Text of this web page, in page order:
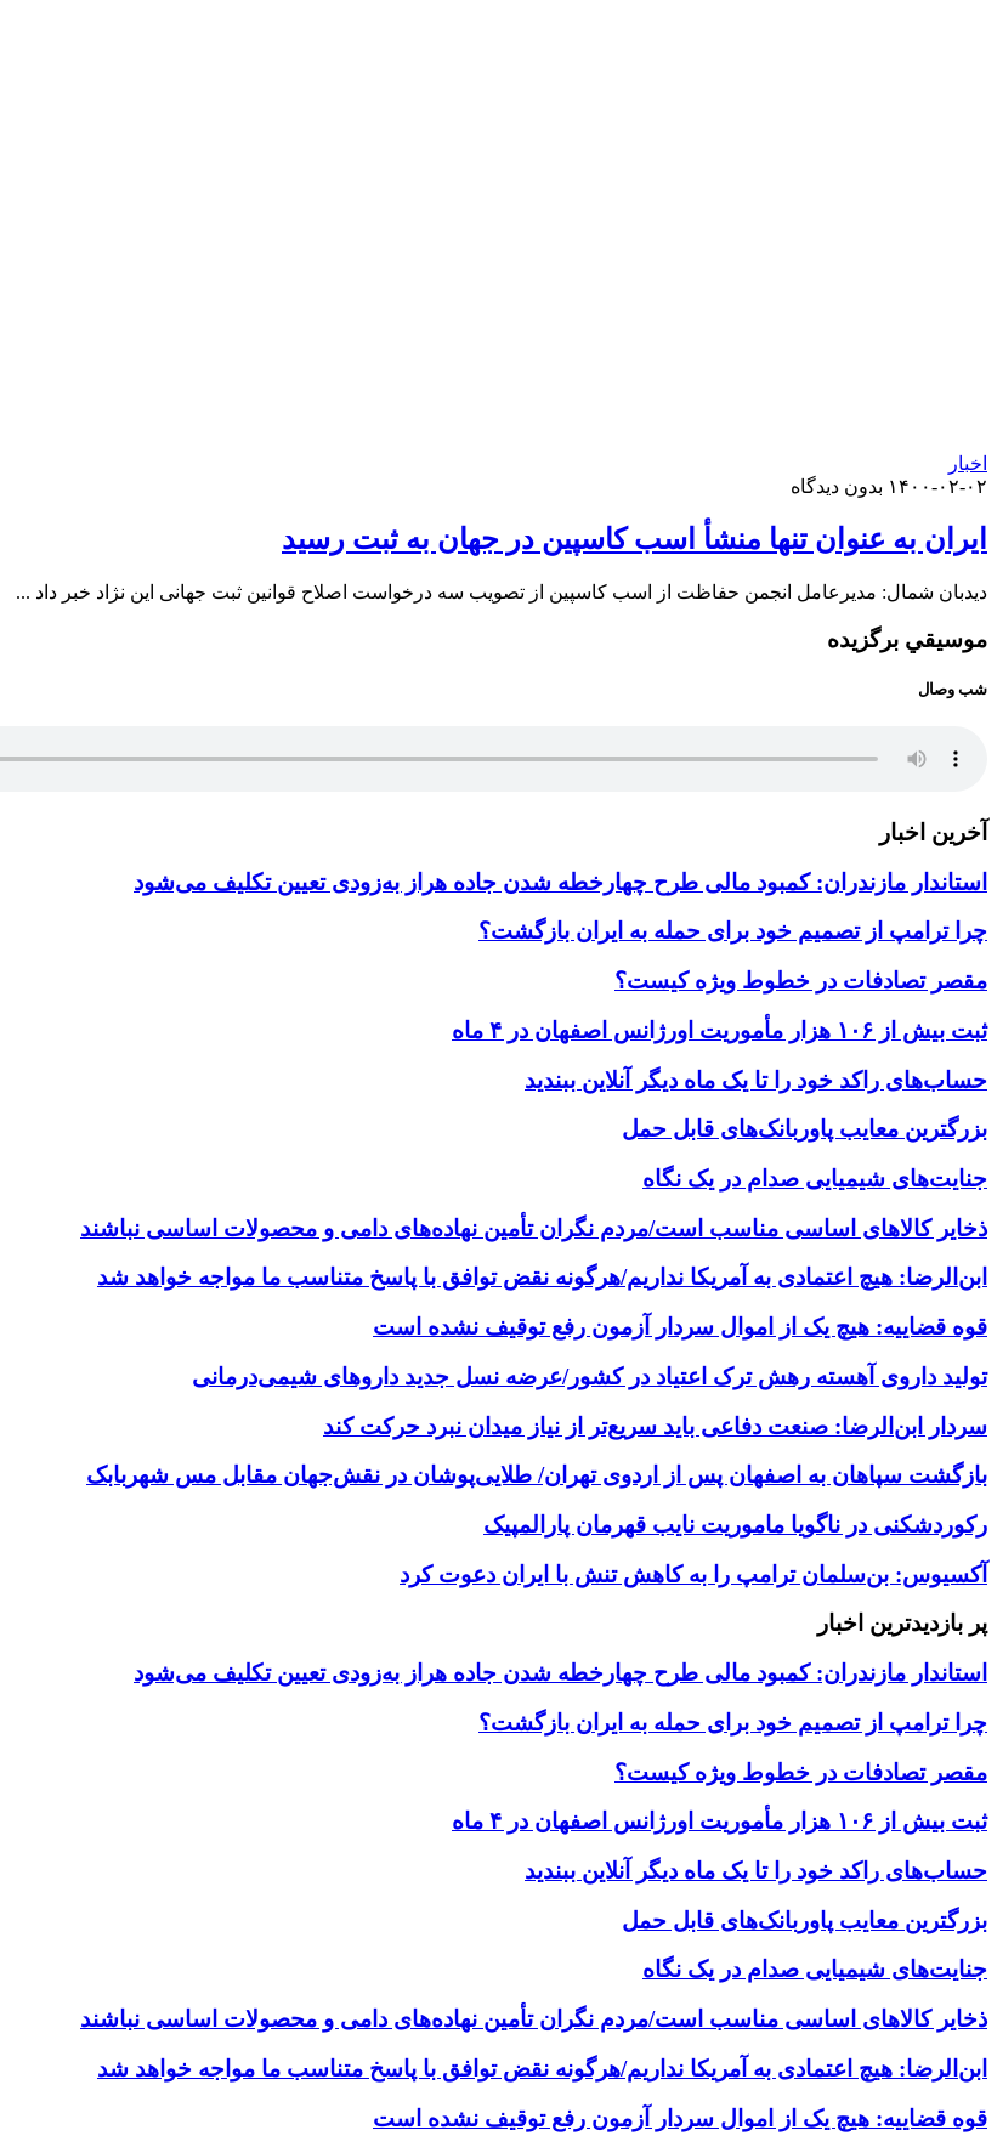
اخبار
۱۴۰۰-۰۲-۰۲ بدون دیدگاه
ایران به عنوان تنها منشأ اسب کاسپین در جهان به ثبت رسید
دیدبان شمال: مدیرعامل انجمن حفاظت از اسب کاسپین از تصویب سه درخواست اصلاح قوانین ثبت جهانی این نژاد خبر داد ...
موسيقي برگزيده
شب وصال
آخرین اخبار
استاندار مازندران: کمبود مالی طرح چهارخطه شدن جاده هراز به‌زودی تعیین تکلیف می‌شود
چرا ترامپ از تصمیم خود برای حمله به ایران بازگشت؟
مقصر تصادفات در خطوط ویژه کیست؟
ثبت بیش از ۱۰۶ هزار مأموریت اورژانس اصفهان در ۴ ماه
حساب‌های راکد خود را تا یک ماه دیگر آنلاین ببندید
بزرگترین معایب پاوربانک‌های قابل حمل
جنایت‌های شیمیایی صدام در یک نگاه
ذخایر کالاهای اساسی مناسب است/مردم نگران تأمین نهاده‌های دامی و محصولات اساسی نباشند
ابن‌الرضا: هیچ اعتمادی به آمریکا نداریم/هرگونه نقض توافق با پاسخ متناسب ما مواجه خواهد شد
قوه قضاییه: هیچ یک از اموال سردار آزمون رفع توقیف نشده است
تولید داروی آهسته رهش ترک اعتیاد در کشور/عرضه نسل جدید داروهای شیمی‌درمانی‌
سردار ابن‌الرضا: صنعت دفاعی باید سریع‌تر از نیاز میدان نبرد حرکت کند
بازگشت سپاهان به اصفهان پس از اردوی تهران/ طلایی‌پوشان در نقش‌جهان مقابل مس شهربابک
رکوردشکنی در ناگویا ماموریت نایب قهرمان پارالمپیک
آکسیوس: بن‌سلمان ترامپ را به کاهش تنش با ایران دعوت کرد
پر بازدیدترین اخبار
استاندار مازندران: کمبود مالی طرح چهارخطه شدن جاده هراز به‌زودی تعیین تکلیف می‌شود
چرا ترامپ از تصمیم خود برای حمله به ایران بازگشت؟
مقصر تصادفات در خطوط ویژه کیست؟
ثبت بیش از ۱۰۶ هزار مأموریت اورژانس اصفهان در ۴ ماه
حساب‌های راکد خود را تا یک ماه دیگر آنلاین ببندید
بزرگترین معایب پاوربانک‌های قابل حمل
جنایت‌های شیمیایی صدام در یک نگاه
ذخایر کالاهای اساسی مناسب است/مردم نگران تأمین نهاده‌های دامی و محصولات اساسی نباشند
ابن‌الرضا: هیچ اعتمادی به آمریکا نداریم/هرگونه نقض توافق با پاسخ متناسب ما مواجه خواهد شد
قوه قضاییه: هیچ یک از اموال سردار آزمون رفع توقیف نشده است